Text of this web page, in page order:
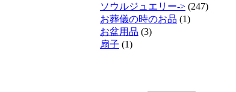
ソウルジュエリー-> (247)
お葬儀の時のお品 (1)
お盆用品 (3)
扇子 (1)